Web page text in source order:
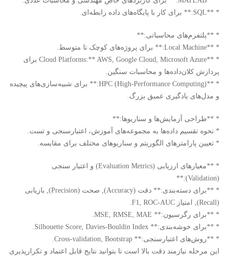
* **SQL:** برای کار با پایگاه‌های داده رابطه‌ای.
* **پلتفرم‌های محاسباتی:**
* **Local Machine:** برای پروژه‌های کوچک تا متوسط.
* **Cloud Platforms:** AWS, Google Cloud, Microsoft Azure برای
پردازش کلان‌داده‌ها و محاسبات سنگین.
* **HPC (High-Performance Computing):** برای شبیه‌سازی‌های پیچیده
و مدل‌های یادگیری عمیق بزرگ.
* **طراحی آزمایش‌ها و سناریوها:**
* نحوه تقسیم داده‌ها به مجموعه‌های آموزش، اعتبارسنجی و تست.
* تعیین پارامترهای الگوریتم و سناریوهای مختلف برای مقایسه.
* **معیارهای ارزیابی (Evaluation Metrics) و اعتبار سنجی
(Validation):**
* **برای دسته‌بندی:** دقت (Accuracy), صحت (Precision), بازیابی
(Recall), امتیاز F1, ROC-AUC.
* **برای رگرسیون:** MSE, RMSE, MAE.
* **برای خوشه‌بندی:** Silhouette Score, Davies-Bouldin Index.
* **روش‌های اعتبارسنجی:** Cross-validation, Bootstrap.
این مرحله نیازمند دقت بالا است تا بتوانید نتایج قابل اعتماد و تکرارپذیری